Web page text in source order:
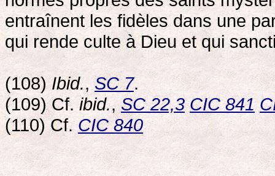
entraînent les fidèles dans une
qui rende culte à Dieu et qui
(108)Ibid.,SC 7.
(109) Cf.ibid.,SC 22,3 CIC 841
(110) Cf.CIC 840